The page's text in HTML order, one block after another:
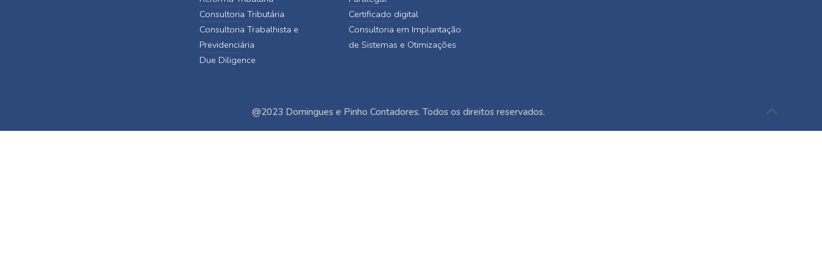
Consultoria Tributária
Consultoria Trabalhista e
Previdenciária
Due Diligence
Certificado digital
Consultoria em Implantação
de Sistemas e Otimizações
@2023 Domingues e Pinho Contadores. Todos os direitos reservados.